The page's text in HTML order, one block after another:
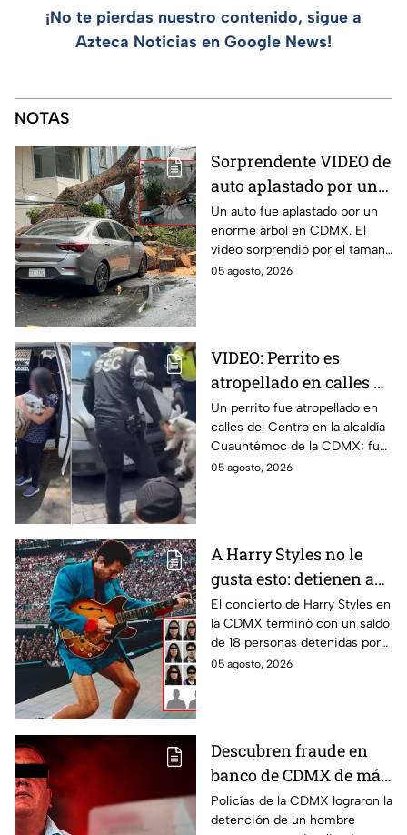
¡No te pierdas nuestro contenido, sigue a
Azteca Noticias en Google News!
NOTAS
Sorprendente VIDEO de
auto aplastado por un
árbol en CDMX: así fue
el momento exacto
Un auto fue aplastado por un
enorme árbol en CDMX. El
video sorprendió por el tamaño
del árbol que dejó destruido el
05 agosto, 2026
VIDEO: Perrito es
atropellado en calles de
la alcaldía
Cuauhtémoc; policías
lo rescatan y entregan
a su dueña
Un perrito fue atropellado en
calles del Centro en la alcaldía
Cuauhtémoc de la CDMX; fue
rescatado y resguardado por
05 agosto, 2026
A Harry Styles no le
gusta esto: detienen a
18 tras concierto en
CDMX
El concierto de Harry Styles en
la CDMX terminó con un saldo
de 18 personas detenidas por
policías, quienes los esposaron
05 agosto, 2026
Descubren fraude en
banco de CDMX de más
de 400 mil pesos con
un cheque falso
Policías de la CDMX lograron la
detención de un hombre